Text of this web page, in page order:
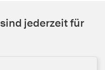
jederzeit für